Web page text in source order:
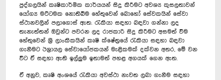
පුද්ගලයින් කෘෂිකාර්මික කාර්යයන් සිදු කිරීමට අවශ්‍ය කුසලතාවන්
යෝග්‍ය මට්ටමක නොතිබීම හේතුවෙන් බොහෝ සේවකයින් සේවා
ස්ථානවලින් පලාගොස් ඇත. රැකියා සඳහා බඳවා ගන්නා ලද
තැනැත්තන් ඔවුන්ට පවරන ලද රාජකාරි සිදු කිරීමට අසමත් වීම
හේතුවෙන් ශ්‍රී ලාංකිකයින් කෘෂි ක්ෂේත්‍රයේ රැකියා සඳහා බඳවා
ගැනීමට ඊශ්‍රායල සේවායෝජකයන් මැළිකමක් දක්වන අතර, මේ වන
විට ඒ සඳහා ඇති ඉල්ලුම ඉතාමත් පහළ අගයක් ගෙන ඇත.
ඒ අනුව, කෘෂි අංශයේ රැකියා අවස්ථා නැවත ලබා ගැනීම සඳහා